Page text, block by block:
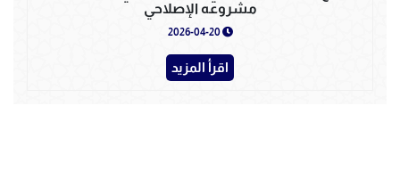
مشروعه الإصلاحي
2026-04-20
اقرأ المزيد